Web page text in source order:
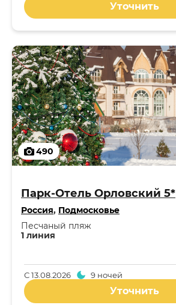
Уточнить
490
Парк-Отель Орловский 5*
Россия, Подмосковье
1 линия
Песчаный пляж
С13.08.2026 9 ночей
Уточнить